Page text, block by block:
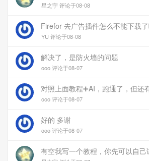
星之宇 评论于08-08
YU 评论于08-08
解决了，是防火墙的问题
ooo 评论于08-07
ooo 评论于08-07
好的 多谢
ooo 评论于08-07